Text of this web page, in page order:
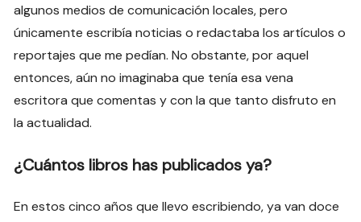
algunos medios de comunicación locales, pero
únicamente escribía noticias o redactaba los artículos o
reportajes que me pedían. No obstante, por aquel
entonces, aún no imaginaba que tenía esa vena
escritora que comentas y con la que tanto disfruto en
la actualidad.
¿Cuántos libros has publicados ya?
En estos cinco años que llevo escribiendo, ya van doce